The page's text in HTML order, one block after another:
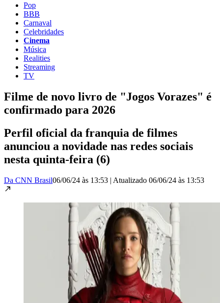
Pop
BBB
Carnaval
Celebridades
Cinema
Música
Realities
Streaming
TV
Filme de novo livro de "Jogos Vorazes" é
confirmado para 2026
Perfil oficial da franquia de filmes
anunciou a novidade nas redes sociais
nesta quinta-feira (6)
Da CNN Brasil06/06/24 às 13:53 | Atualizado 06/06/24 às 13:53